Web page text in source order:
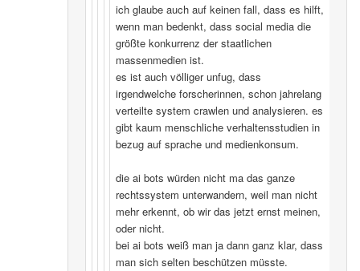
ich glaube auch auf keinen fall, dass es hilft,
wenn man bedenkt, dass social media die
größte konkurrenz der staatlichen
massenmedien ist.
es ist auch völliger unfug, dass
irgendwelche forscherinnen, schon jahrelang
verteilte system crawlen und analysieren. es
gibt kaum menschliche verhaltensstudien in
bezug auf sprache und medienkonsum.
die ai bots würden nicht ma das ganze
rechtssystem unterwandern, weil man nicht
mehr erkennt, ob wir das jetzt ernst meinen,
oder nicht.
bei ai bots weiß man ja dann ganz klar, dass
man sich selten beschützen müsste.